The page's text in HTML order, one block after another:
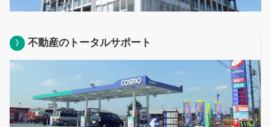
不動産のトータルサポート